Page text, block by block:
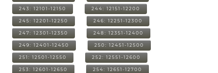
243: 12101-12150 244: 12151-12200
245: 12201-12250 246: 12251-12300
247: 12301-12350 248: 12351-12400
249: 12401-12450 250: 12451-12500
251: 12501-12550 252: 12551-12600
253: 12601-12650 254: 12651-12700